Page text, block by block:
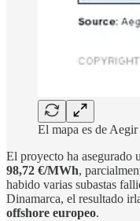
El mapa es de
El proyecto ha asegurado
98,72 €/MWh,
habido varias subastas
Dinamarca, el resultado
offshore europeo.